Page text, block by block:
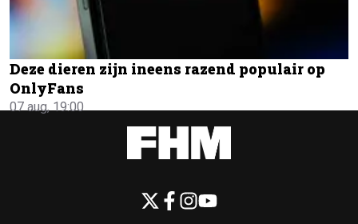
Deze dieren zijn ineens razend populair op
OnlyFans
07 aug, 19:00